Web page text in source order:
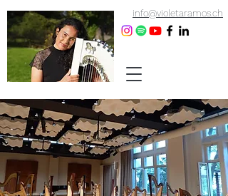
info@violetaramos.ch